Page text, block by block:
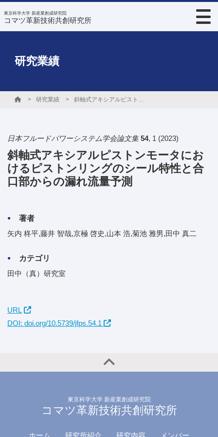
東京科学大学 新産業創成研究院
コマツ革新技術共創研究所
研究業績
研究業績 斜軸式アキシアルピストンモータにおけるピストンリングのシール特性と合口部からの漏れ流量予測
日本フルードパワーシステム学会論文集 54, 1 (2023)
斜軸式アキシアルピストンモータにお
けるピストンリングのシール特性と合
口部からの漏れ流量予測
著者
矢内 柊平,藤井 智哉,京極 啓史,山本 浩,菊池 雅男,田中 真二
カテゴリ
田中（真）研究室
URL
DOI: doi.org/10.5739/jfps.54.1
東京科学大学 新産業創成研究院
コマツ革新技術共創研究所
ホーム 研究所紹介 研究内容 メンバー